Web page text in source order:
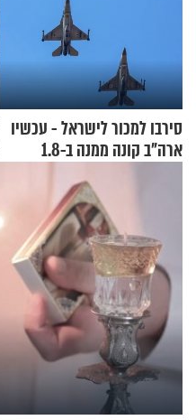
סירבו למכור לישראל - עכשיו
ארה"ב קונה ממנה ב-1.8